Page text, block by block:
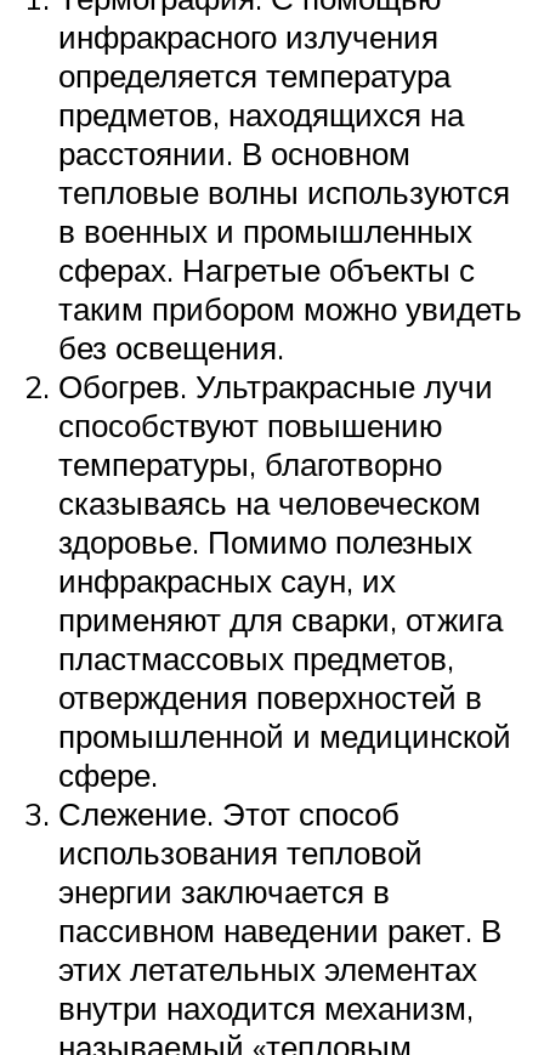
инфракрасного излучения
определяется температура
предметов, находящихся на
расстоянии. В основном
тепловые волны используются
в военных и промышленных
сферах. Нагретые объекты с
таким прибором можно увидеть
без освещения.
Обогрев. Ультракрасные лучи
способствуют повышению
температуры, благотворно
сказываясь на человеческом
здоровье. Помимо полезных
инфракрасных саун, их
применяют для сварки, отжига
пластмассовых предметов,
отверждения поверхностей в
промышленной и медицинской
сфере.
Слежение. Этот способ
использования тепловой
энергии заключается в
пассивном наведении ракет. В
этих летательных элементах
внутри находится механизм,
называемый «тепловым